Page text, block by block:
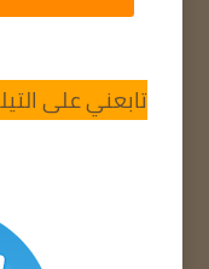
تابعني على